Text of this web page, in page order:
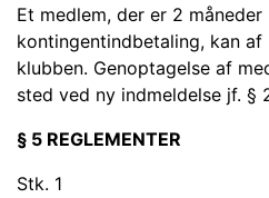
Et medlem, der er 2
kontingentindbetaling, kan
klubben. Genoptagelse af
sted ved ny indmeldelse jf. §
§ 5 REGLEMENTER
Stk. 1